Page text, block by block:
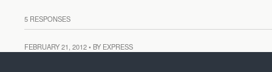
5 RESPONSES
FEBRUARY 21, 2012 • BY EXPRESS